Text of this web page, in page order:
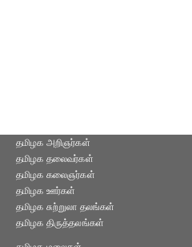
தமிழக அறிஞர்கள்
தமிழக தலைவர்கள்
தமிழக கலைஞர்கள்
தமிழக ஊர்கள்
தமிழக சுற்றுலா தலங்கள்
தமிழக திருத்தலங்கள்